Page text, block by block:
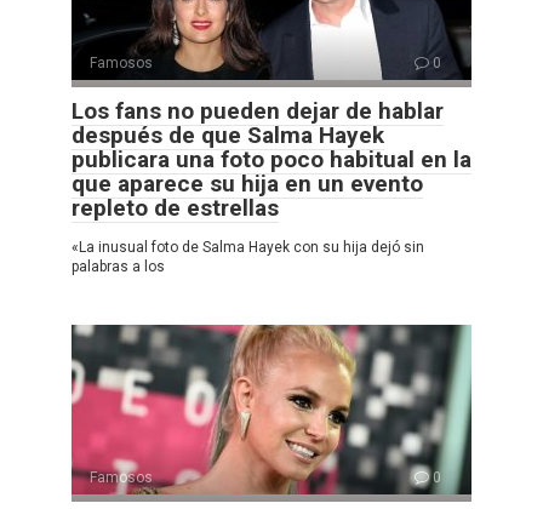
Famosos 0
Los fans no pueden dejar de hablar
después de que Salma Hayek
publicara una foto poco habitual en la
que aparece su hija en un evento
repleto de estrellas
«La inusual foto de Salma Hayek con su hija dejó sin
palabras a los
Famosos 0